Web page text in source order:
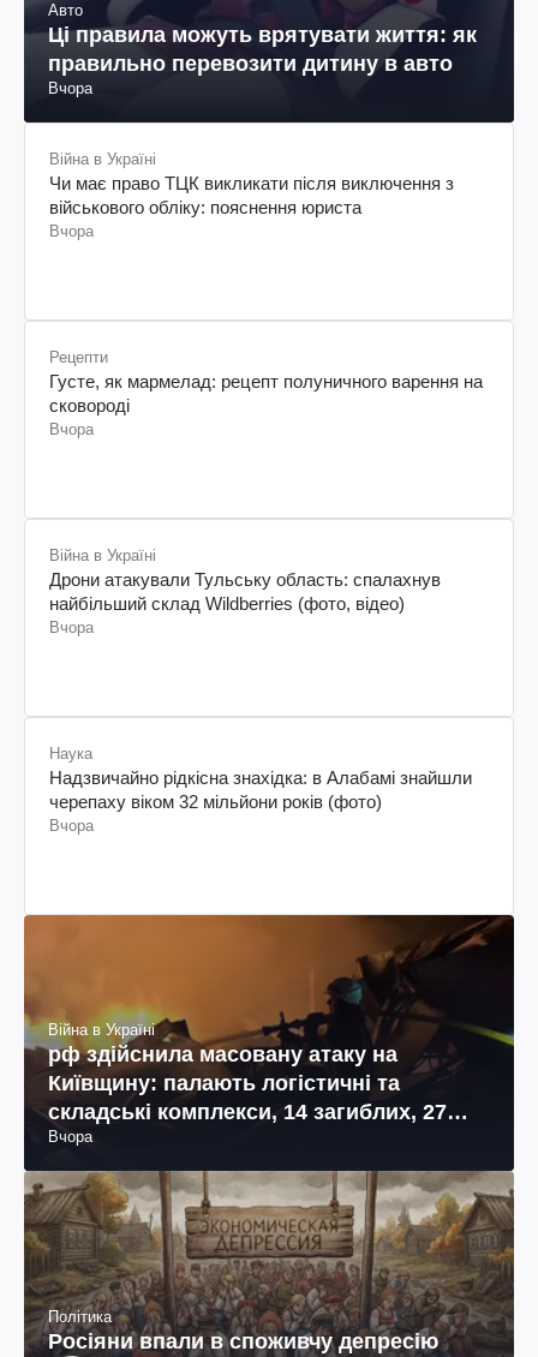
Авто
Ці правила можуть врятувати життя: як
правильно перевозити дитину в авто
Вчора
Війна в Україні
Чи має право ТЦК викликати після виключення з
військового обліку: пояснення юриста
Вчора
Рецепти
Густе, як мармелад: рецепт полуничного варення на
сковороді
Вчора
Війна в Україні
Дрони атакували Тульську область: спалахнув
найбільший склад Wildberries (фото, відео)
Вчора
Наука
Надзвичайно рідкісна знахідка: в Алабамі знайшли
черепаху віком 32 мільйони років (фото)
Вчора
Війна в Україні
рф здійснила масовану атаку на
Київщину: палають логістичні та
складські комплекси, 14 загиблих, 27
поранених (фото, відео)
Вчора
Політика
Росіяни впали в споживчу депресію